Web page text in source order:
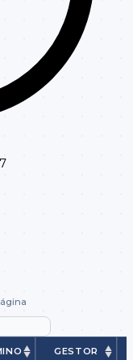
GESTOR